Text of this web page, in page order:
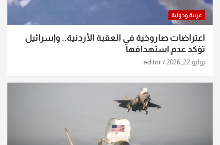
عربية ودولية
اعتراضات صاروخية في العقبة الأردنية.. وإسرائيل
تؤكد عدم استهدافها
يوليو 22, 2026 editor